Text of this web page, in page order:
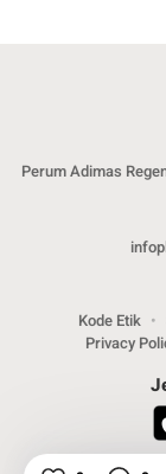
Perum Adimas
Kode Etik
Privacy